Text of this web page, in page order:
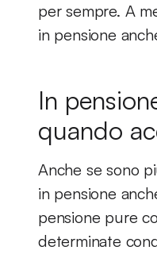
per sempre. A
in pensione
In
quando
Anche se sono
in pensione
pensione pure
determinate